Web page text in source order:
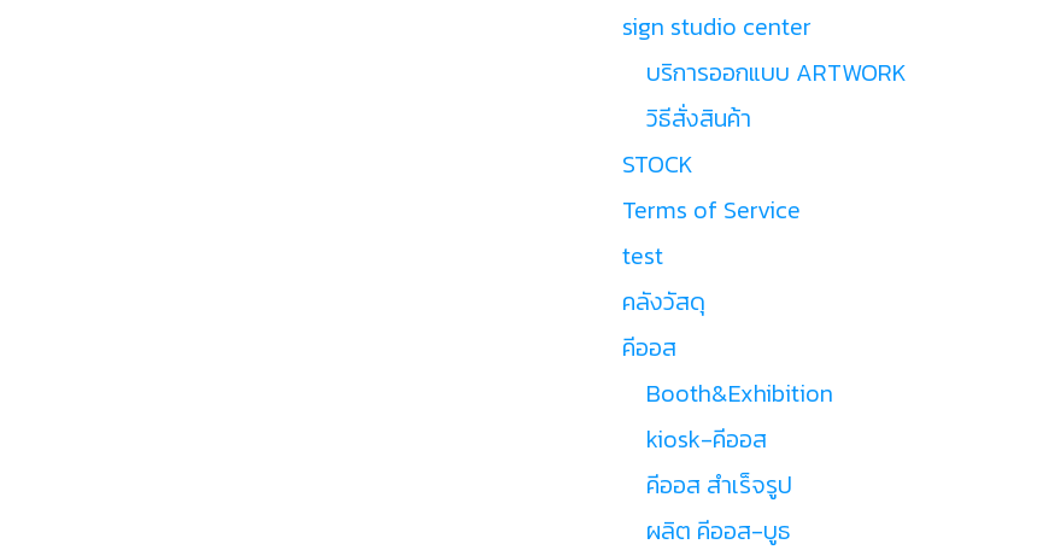
sign studio center
บริการออกแบบ ARTWORK
วิธีสั่งสินค้า
STOCK
Terms of Service
test
คลังวัสดุ
คีออส
Booth&Exhibition
kiosk-คีออส
คีออส สำเร็จรูป
ผลิต คีออส-บูธ